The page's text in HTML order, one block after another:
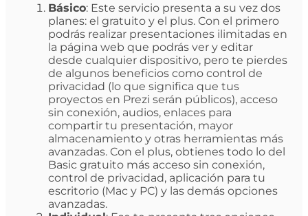
Básico: Este servicio presenta a su vez dos
planes: el gratuito y el plus. Con el primero
podrás realizar presentaciones ilimitadas en
la página web que podrás ver y editar
desde cualquier dispositivo, pero te pierdes
de algunos beneficios como control de
privacidad (lo que significa que tus
proyectos en Prezi serán públicos), acceso
sin conexión, audios, enlaces para
compartir tu presentación, mayor
almacenamiento y otras herramientas más
avanzadas. Con el plus, obtienes todo lo del
Basic gratuito más acceso sin conexión,
control de privacidad, aplicación para tu
escritorio (Mac y PC) y las demás opciones
avanzadas.